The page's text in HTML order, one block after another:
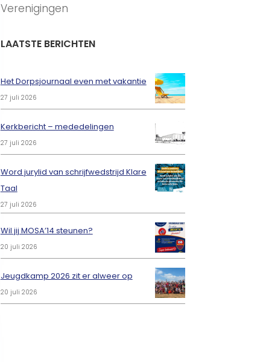
Verenigingen
LAATSTE BERICHTEN
Het Dorpsjournaal even met vakantie
27 juli 2026
Kerkbericht – mededelingen
27 juli 2026
Word jurylid van schrijfwedstrijd Klare
Taal
27 juli 2026
Wil jij MOSA’14 steunen?
20 juli 2026
Jeugdkamp 2026 zit er alweer op
20 juli 2026